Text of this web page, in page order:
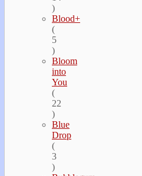
)
Blood+
(
5
)
Bloom
into
You
(
22
)
Blue
Drop
(
3
)